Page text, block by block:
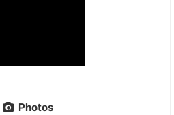
Photos